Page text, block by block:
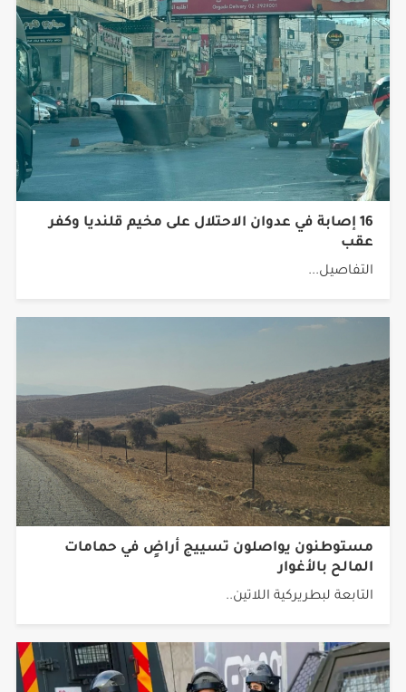
16 إصابة في عدوان الاحتلال على مخيم قلنديا وكفر
عقب
التفاصيل...
مستوطنون يواصلون تسييج أراضٍ في حمامات
المالح بالأغوار
التابعة لبطريركية اللاتين..